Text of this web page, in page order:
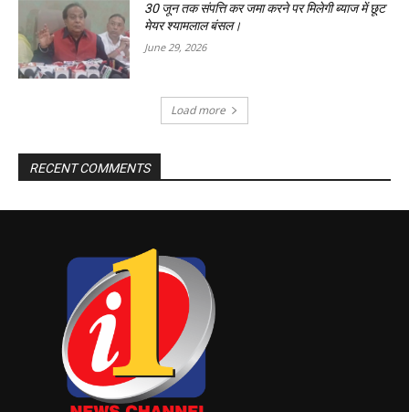
30 जून तक संपत्ति कर जमा करने पर मिलेगी ब्याज में छूट
मेयर श्यामलाल बंसल।
June 29, 2026
Load more
RECENT COMMENTS